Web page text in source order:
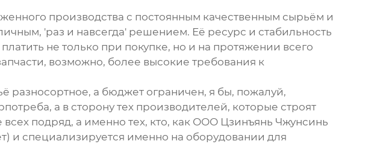
производства с постоянным качественным сырьём и
'раз и навсегда' решением. Её ресурс и стабильность
не только при покупке, но и на протяжении всего
возможно, более высокие требования к
разносортное, а бюджет ограничен, я бы, пожалуй,
а в сторону тех производителей, которые строят
подряд, а именно тех, кто, как ООО Цзинъянь Чжунсинь
и специализируется именно на оборудовании для